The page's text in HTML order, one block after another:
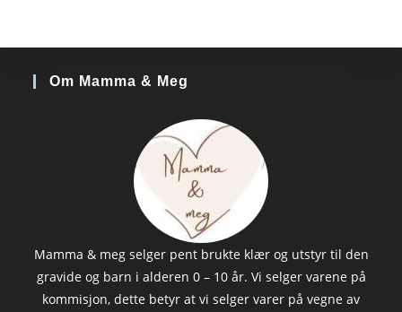
Om Mamma & Meg
Mamma & meg selger pent brukte klær og utstyr til den
gravide og barn i alderen 0 – 10 år. Vi selger varene på
kommisjon, dette betyr at vi selger varer på vegne av